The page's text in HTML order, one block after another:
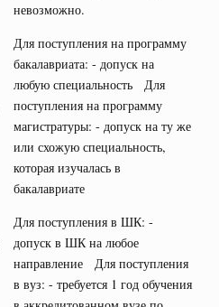
невозможно.
Для поступления на программу
бакалавриата: - допуск на
любую специальность Для
поступления на программу
магистратуры: - допуск на ту же
или схожую специальность,
которая изучалась в
бакалавриате
Для поступления в ШК: -
допуск в ШК на любое
направление Для поступления
в вуз: - требуется 1 год обучения